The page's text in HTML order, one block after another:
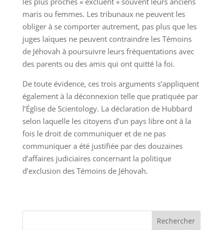
maris ou femmes. Les tribunaux ne peuvent les
obliger à se comporter autrement, pas plus que les
juges laïques ne peuvent contraindre les Témoins
de Jéhovah à poursuivre leurs fréquentations avec
des parents ou des amis qui ont quitté la foi.
De toute évidence, ces trois arguments s’appliquent
également à la déconnexion telle que pratiquée par
l’Église de Scientology. La déclaration de Hubbard
selon laquelle les citoyens d’un pays libre ont à la
fois le droit de communiquer et de ne pas
communiquer a été justifiée par des douzaines
d’affaires judiciaires concernant la politique
d’exclusion des Témoins de Jéhovah.